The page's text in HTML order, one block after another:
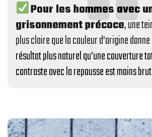
Pour les hommes avec
grisonnement précoce, une
plus claire que la couleur d’origine
résultat plus naturel qu’une couverture
contraste avec la repousse est moins